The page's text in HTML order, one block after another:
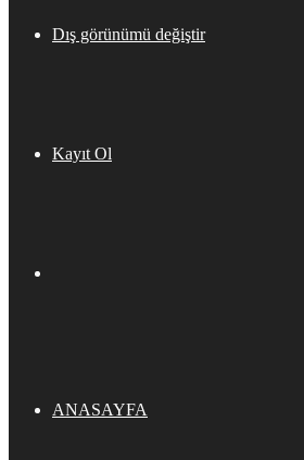
Dış görünümü değiştir
Kayıt Ol
ANASAYFA